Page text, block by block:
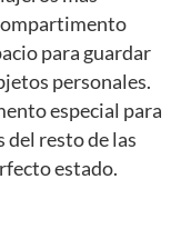
para guardar
personales.
especial para
del resto de las
estado.